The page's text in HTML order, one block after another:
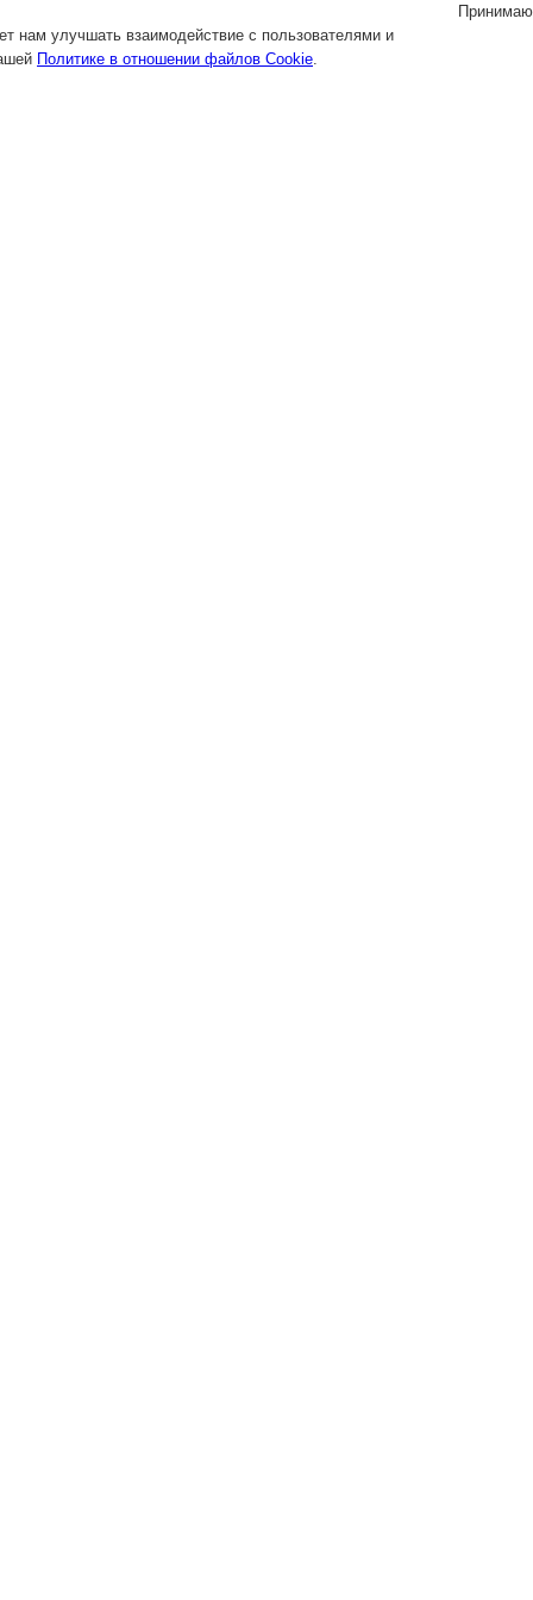
нам улучшать взаимодействие с пользователями и
Политике в отношении файлов Cookie.
Принимаю